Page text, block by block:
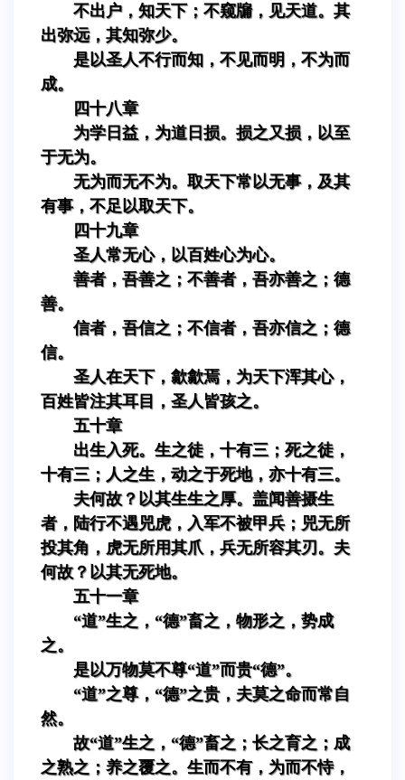
不出户，知天下；不窥牖，见天道。其
出弥远，其知弥少。
是以圣人不行而知，不见而明，不为而
成。
四十八章
为学日益，为道日损。损之又损，以至
于无为。
无为而无不为。取天下常以无事，及其
有事，不足以取天下。
四十九章
圣人常无心，以百姓心为心。
善者，吾善之；不善者，吾亦善之；德
善。
信者，吾信之；不信者，吾亦信之；德
信。
圣人在天下，歙歙焉，为天下浑其心，
百姓皆注其耳目，圣人皆孩之。
五十章
出生入死。生之徒，十有三；死之徒，
十有三；人之生，动之于死地，亦十有三。
夫何故？以其生生之厚。盖闻善摄生
者，陆行不遇兕虎，入军不被甲兵；兕无所
投其角，虎无所用其爪，兵无所容其刃。夫
何故？以其无死地。
五十一章
“道”生之，“德”畜之，物形之，势成
之。
是以万物莫不尊“道”而贵“德”。
“道”之尊，“德”之贵，夫莫之命而常自
然。
故“道”生之，“德”畜之；长之育之；成
之熟之；养之覆之。生而不有，为而不恃，